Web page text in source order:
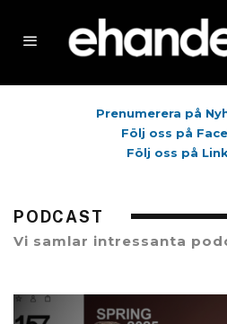
Prenumerera på
Följ oss på
Följ oss på
PODCAST
Vi samlar intressanta